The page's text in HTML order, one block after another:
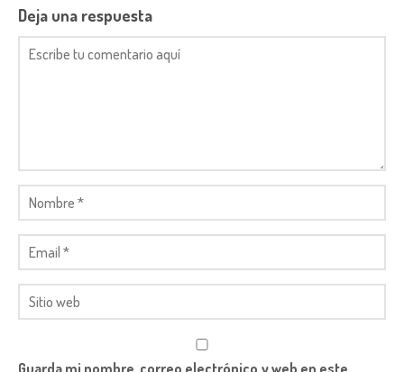
Deja una respuesta
Guarda mi nombre, correo electrónico y web en este